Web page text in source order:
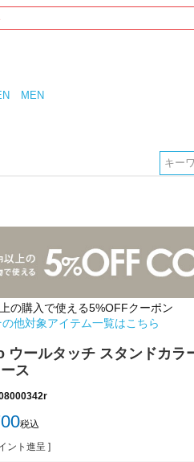
MEN
の購入で使える5%OFFクーポン
他対象アイテム一覧はこちら
ウールタッチ スタンドカラ
ス
税込
ント進呈 ]